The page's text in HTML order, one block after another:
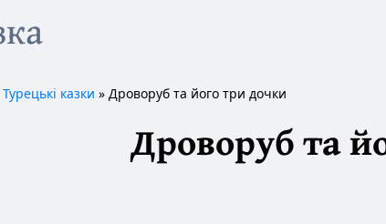
Турецькі казки » Дроворуб та його три дочки
Дроворуб та